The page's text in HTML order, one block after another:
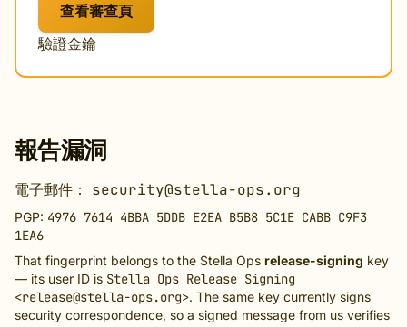
查看審查頁
驗證金鑰
報告漏洞
電子郵件： security@stella-ops.org
PGP: 4976 7614 4BBA 5DDB E2EA B5B8 5C1E CABB C9F3
1EA6
That fingerprint belongs to the Stella Ops release-signing key
— its user ID is Stella Ops Release Signing
<release@stella-ops.org>. The same key currently signs
security correspondence, so a signed message from us verifies